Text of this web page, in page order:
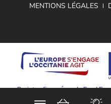
MENTIONS LÉGALES
Projet cofinancé par le Fond